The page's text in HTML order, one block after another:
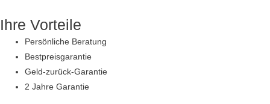
Inhalt
springen
Ihre Vorteile
Persönliche Beratung
Bestpreisgarantie
Geld-zurück-Garantie
2 Jahre Garantie